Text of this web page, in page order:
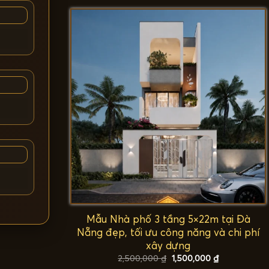
2,500,000 ₫.là:
1,500,000 ₫.
Mẫu Nhà phố 3 tầng 5×22m tại Đà
Nẵng đẹp, tối ưu công năng và chi phí
xây dựng
2,500,000₫ Giá
gốc
1,500,000 ₫Giá
hiện